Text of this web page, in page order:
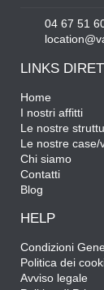
04 67 51
LINKS
Home
I nostri affitti
Le nostre
Le nostre case/
Chi siamo
Contatti
Blog
HELP
Condizioni
Politica dei
Avviso legale